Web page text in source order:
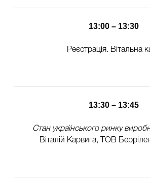
13:00 – 13:30
Реєстрація. Вітальна
13:30 – 13:45
Стан українського ринку
Віталій Карвига, ТОВ